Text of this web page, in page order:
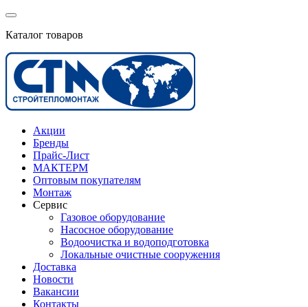
Каталог товаров
Акции
Бренды
Прайс-Лист
МАКТЕРМ
Оптовым покупателям
Монтаж
Сервис
Газовое оборудование
Насосное оборудование
Водоочистка и водоподготовка
Локальные очистные сооружения
Доставка
Новости
Вакансии
Контакты